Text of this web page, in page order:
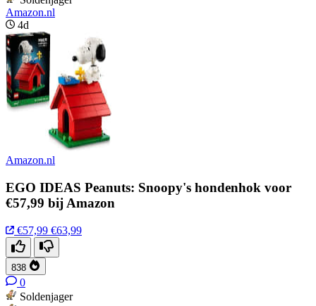
Amazon.nl
4d
Amazon.nl
EGO IDEAS Peanuts: Snoopy's hondenhok voor
€57,99 bij Amazon
€57,99 €63,99
838
0
Soldenjager